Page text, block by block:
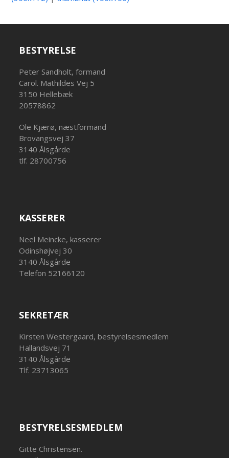
BESTYRELSE
Peter Sandholt, formand
Carol. Mathildes Vej 5
3150 Hellebæk
20578862
Ole Kjærø, næstformand
Brovangsvej 37
3140 Ålsgårde
tlf. 28700756
KASSERER
Neel Meincke, kasserer
Odinshøjvej 30
3140 Ålsgårde
Telefon 52166120
SEKRETÆR
Kirsten Westergaard, bestyrelsesmedlem
Hallandsvej 71
3140 Ålsgårde
Tlf. 23713065
BESTYRELSESMEDLEM
Gitte Christensen.